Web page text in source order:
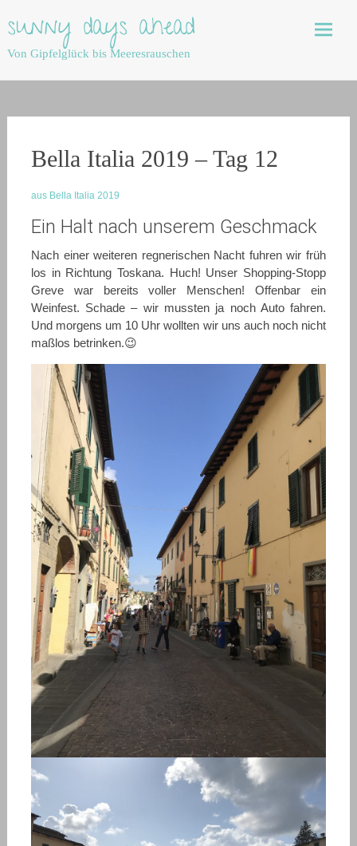
to
content
sunny days ahead
Von Gipfelglück bis Meeresrauschen
Bella Italia 2019 – Tag 12
aus Bella Italia 2019
Ein Halt nach unserem Geschmack
Nach einer weiteren regnerischen Nacht fuhren wir früh
los in Richtung Toskana. Huch! Unser Shopping-Stopp
Greve war bereits voller Menschen! Offenbar ein
Weinfest. Schade – wir mussten ja noch Auto fahren.
Und morgens um 10 Uhr wollten wir uns auch noch nicht
maßlos betrinken.😉